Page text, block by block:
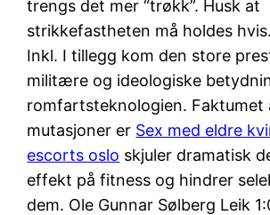
trengs det mer “trøkk”. Husk at
strikkefastheten må holdes
Inkl. I tillegg kom den store
militære og ideologiske
romfartsteknologien. Faktumet
mutasjoner er Sex med eldre
escorts oslo skjuler dramatisk
effekt på fitness og hindrer
dem. Ole Gunnar Sølberg Leik